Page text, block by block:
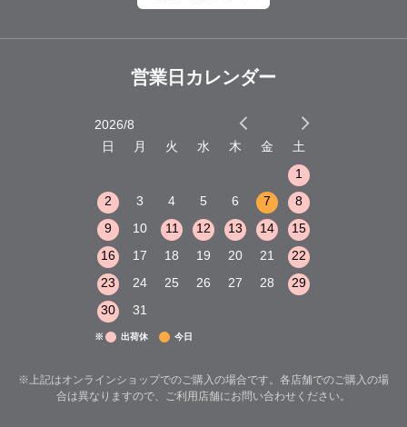
営業日カレンダー
2026/8
日
月 火 水 木 金
土
1
2
3 4 5 6 7
8
9
10 11 12 13 14
15
16
17 18 19 20 21
22
23
24 25 26 27 28
29
30
31
※ 出荷休 今日
※上記はオンラインショップでのご購入の場合です。各店舗でのご購入の場
合は異なりますので、ご利用店舗にお問い合わせください。